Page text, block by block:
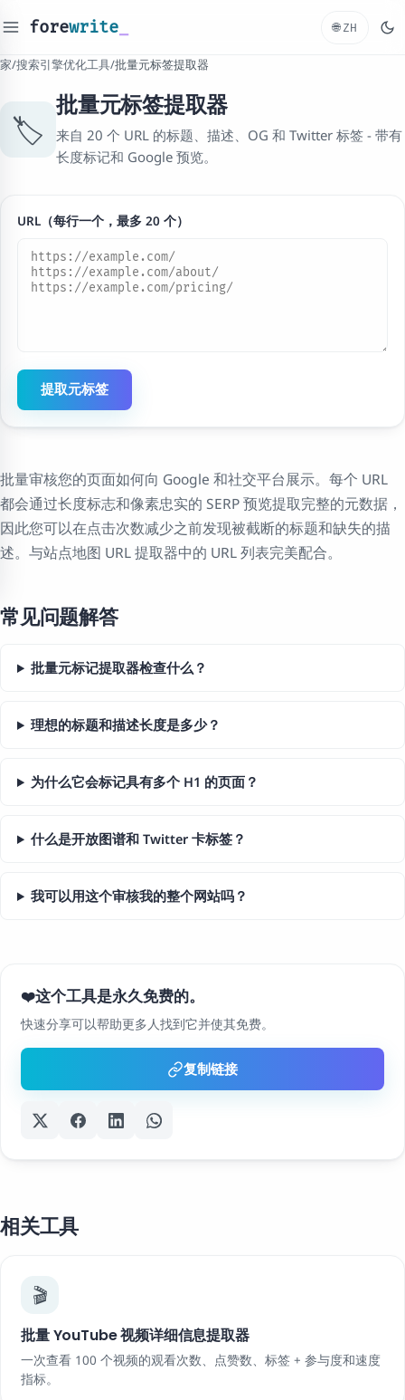
forewrite 🌐 ZH
家/搜索引擎优化工具/批量元标签提取器
🏷️
批量元标签提取器
来自 20 个 URL 的标题、描述、OG 和 Twitter 标签 - 带有
长度标记和 Google 预览。
URL（每行一个，最多 20 个）
提取元标签
批量审核您的页面如何向 Google 和社交平台展示。每个 URL
都会通过长度标志和像素忠实的 SERP 预览提取完整的元数据，
因此您可以在点击次数减少之前发现被截断的标题和缺失的描
述。与站点地图 URL 提取器中的 URL 列表完美配合。
常见问题解答
批量元标记提取器检查什么？
理想的标题和描述长度是多少？
为什么它会标记具有多个 H1 的页面？
什么是开放图谱和 Twitter 卡标签？
我可以用这个审核我的整个网站吗？
❤️这个工具是永久免费的。
快速分享可以帮助更多人找到它并使其免费。
复制链接
相关工具
🎬
批量 YouTube 视频详细信息提取器
一次查看 100 个视频的观看次数、点赞数、标签 + 参与度和速度
指标。